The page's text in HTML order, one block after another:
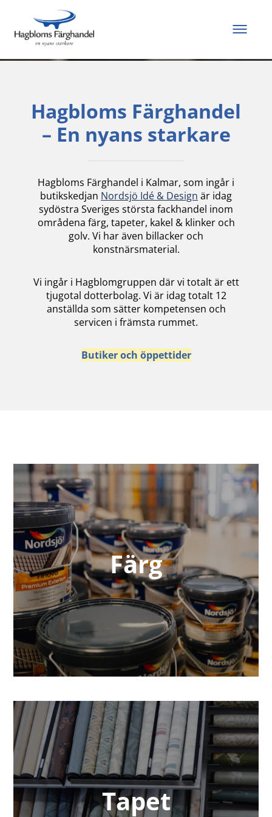
Allt du behöver för
att måla och renovera
Hagbloms Färghandel
– En nyans starkare
Hagbloms Färghandel i Kalmar, som ingår i
butikskedjan Nordsjö Idé & Design är idag
sydöstra Sveriges största fackhandel inom
områdena färg, tapeter, kakel & klinker och
golv. Vi har även billacker och
konstnärsmaterial.
Vi ingår i Hagblomgruppen där vi totalt är ett
tjugotal dotterbolag. Vi är idag totalt 12
anställda som sätter kompetensen och
servicen i främsta rummet.
Butiker och öppettider
Färg
Tapet